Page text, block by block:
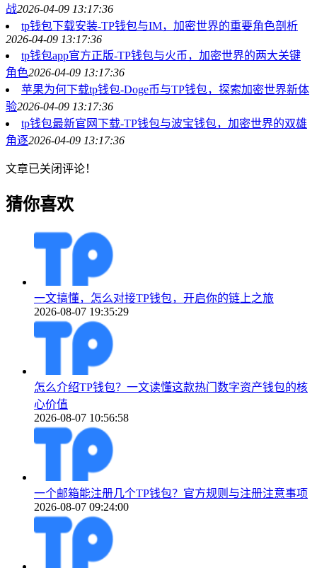
战2026-04-09 13:17:36
tp钱包下载安装-TP钱包与IM，加密世界的重要角色剖析
2026-04-09 13:17:36
tp钱包app官方正版-TP钱包与火币，加密世界的两大关键
角色2026-04-09 13:17:36
苹果为何下载tp钱包-Doge币与TP钱包，探索加密世界新体
验2026-04-09 13:17:36
tp钱包最新官网下载-TP钱包与波宝钱包，加密世界的双雄
角逐2026-04-09 13:17:36
文章已关闭评论！
猜你喜欢
一文搞懂，怎么对接TP钱包，开启你的链上之旅
2026-08-07 19:35:29
怎么介绍TP钱包？一文读懂这款热门数字资产钱包的核
心价值
2026-08-07 10:56:58
一个邮箱能注册几个TP钱包？官方规则与注册注意事项
2026-08-07 09:24:00